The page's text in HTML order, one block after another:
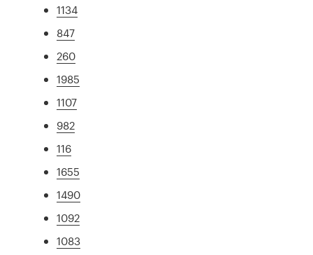
1134
847
260
1985
1107
982
116
1655
1490
1092
1083